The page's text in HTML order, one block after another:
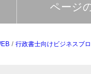
ページ
/ 行政書士向けビジネスブ